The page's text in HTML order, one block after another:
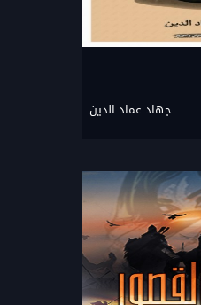
جهاد عماد الدين